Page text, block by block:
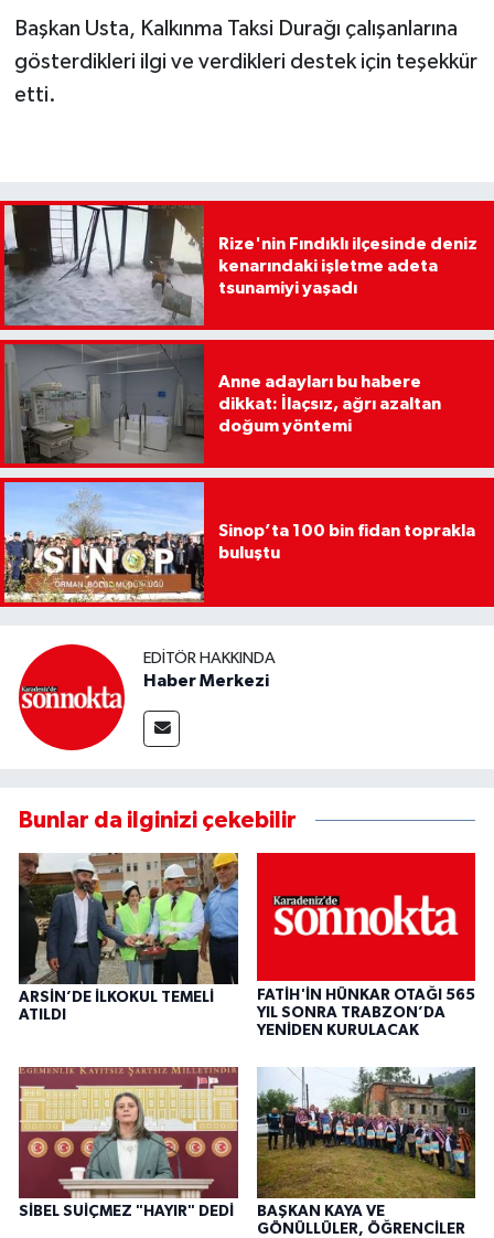
Başkan Usta, Kalkınma Taksi Durağı çalışanlarına
gösterdikleri ilgi ve verdikleri destek için teşekkür
etti.
Rize'nin Fındıklı ilçesinde deniz
kenarındaki işletme adeta
tsunamiyi yaşadı
Anne adayları bu habere
dikkat: İlaçsız, ağrı azaltan
doğum yöntemi
Sinop’ta 100 bin fidan toprakla
buluştu
EDITÖR HAKKINDA
Haber Merkezi
Bunlar da ilginizi çekebilir
ARSİN’DE İLKOKUL TEMELİ
ATILDI
FATİH'İN HÜNKAR OTAĞI 565
YIL SONRA TRABZON’DA
YENİDEN KURULACAK
SİBEL SUİÇMEZ "HAYIR" DEDİ
BAŞKAN KAYA VE
GÖNÜLLÜLER, ÖĞRENCİLER